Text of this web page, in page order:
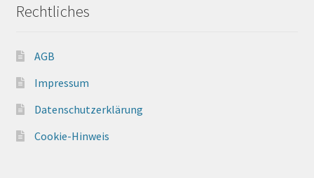
Rechtliches
AGB
Impressum
Datenschutzerklärung
Cookie-Hinweis